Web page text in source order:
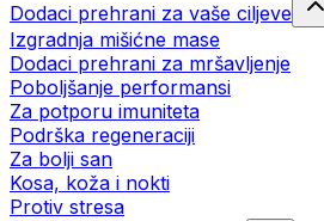
Dodaci prehrani za vaše ciljeve
Izgradnja mišićne mase
Dodaci prehrani za mršavljenje
Poboljšanje performansi
Za potporu imuniteta
Podrška regeneraciji
Za bolji san
Kosa, koža i nokti
Protiv stresa